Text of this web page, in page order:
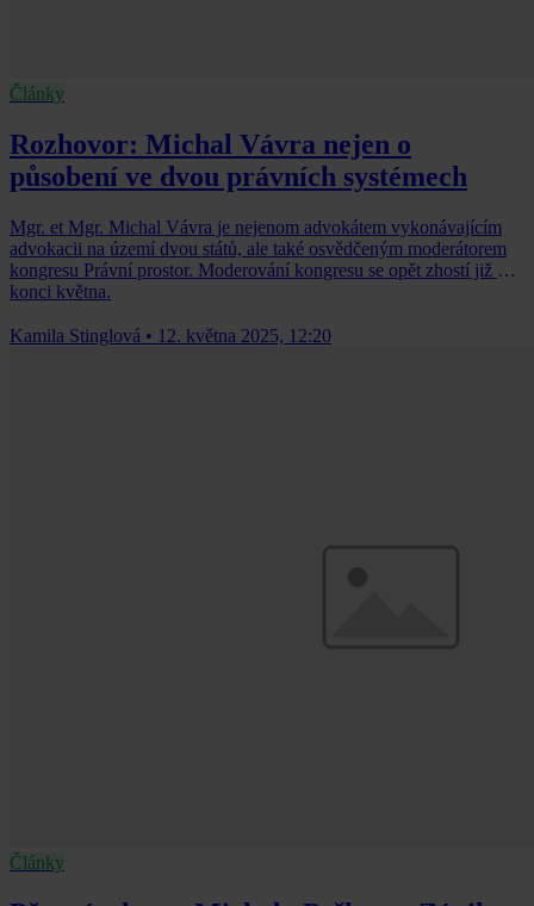
Články
Rozhovor: Michal Vávra nejen o
působení ve dvou právních systémech
Mgr. et Mgr. Michal Vávra je nejenom advokátem vykonávajícím
advokacii na území dvou států, ale také osvědčeným moderátorem
kongresu Právní prostor. Moderování kongresu se opět zhostí již na
konci května.
Kamila Stinglová • 12. května 2025, 12:20
Články